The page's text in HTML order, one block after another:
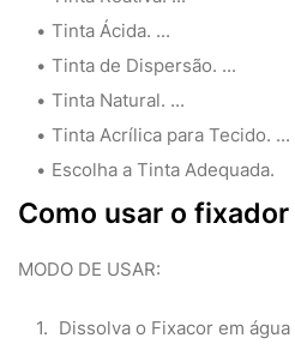
Tinta Ácida. ...
Tinta de Dispersão. ...
Tinta Natural. ...
Tinta Acrílica para Tecido. ...
Escolha a Tinta Adequada.
Como usar o
MODO DE USAR:
Dissolva o Fixacor em